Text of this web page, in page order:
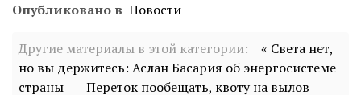
Опубликовано в Новости
Другие материалы в этой категории:
« Света нет,
но вы держитесь: Аслан Басария об энергосистеме
страны
Переток пообещать, квоту на вылов